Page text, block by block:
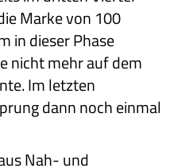
Marke von 100
in dieser Phase
nicht mehr auf dem
Im letzten
dann noch einmal
Nah- und